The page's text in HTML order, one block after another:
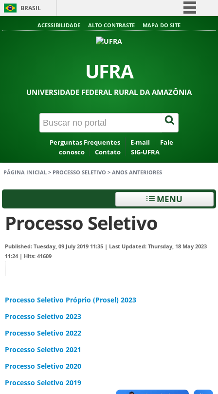
BRASIL
Simplifique!
Acesso à informação
ACESSIBILIDADE ALTO CONTRASTE MAPA DO SITE
UFRA
UNIVERSIDADE FEDERAL RURAL DA AMAZÔNIA
Perguntas Frequentes E-mail
Fale
conosco
Contato SIG-UFRA
PÁGINA INICIAL > PROCESSO SELETIVO > ANOS ANTERIORES
MENU
Processo Seletivo
Published: Tuesday, 09 July 2019 11:35 | Last Updated: Thursday, 18 May 2023
11:24 | Hits: 41609
Processo Seletivo Próprio (Prosel) 2023
Processo Seletivo 2023
Processo Seletivo 2022
Processo Seletivo 2021
Processo Seletivo 2020
Processo Seletivo 2019